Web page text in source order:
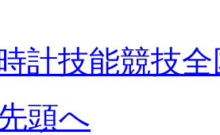
計技能競技
頭へ